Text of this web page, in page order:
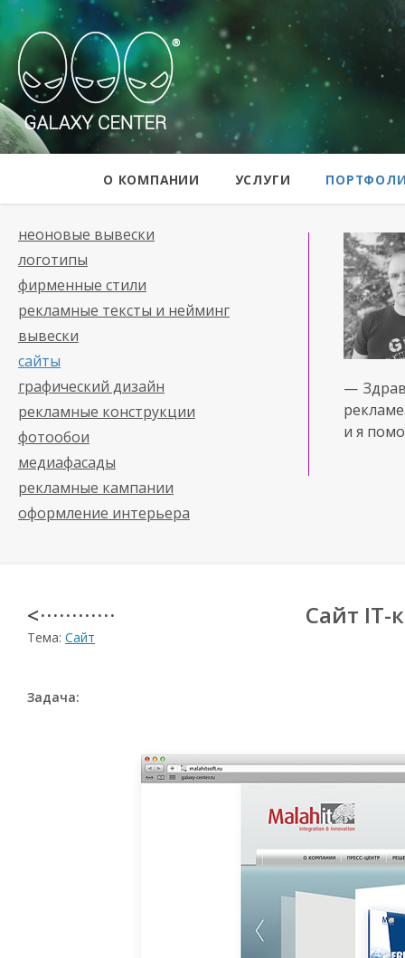
Galaxy Center
О КОМПАНИИ УСЛУГИ
неоновые вывески
логотипы
фирменные стили
рекламные тексты и нейминг
вывески
сайты
графический дизайн
рекламные конструкции
фотообои
медиафасады
рекламные кампании
оформление интерьера
—
и я
< · · · · · · · · · · · · Сайт IT-
Тема: Сайт
Задача: